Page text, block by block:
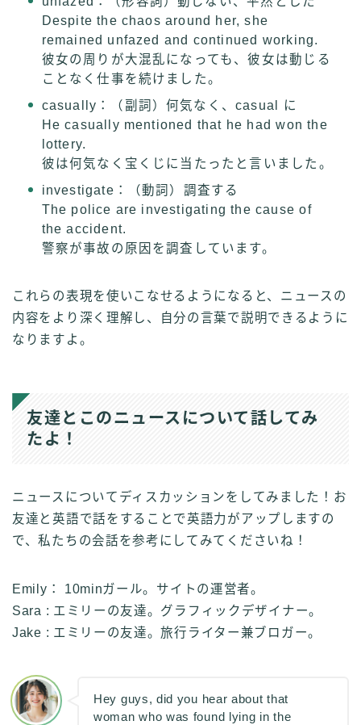
Despite the chaos around her, she
remained unfazed and continued working.
彼女の周りが大混乱になっても、彼女は動じる
ことなく仕事を続けました。
casually：（副詞）何気なく、casual に
He casually mentioned that he had won the
lottery.
彼は何気なく宝くじに当たったと言いました。
investigate：（動詞）調査する
The police are investigating the cause of
the accident.
警察が事故の原因を調査しています。
これらの表現を使いこなせるようになると、ニュースの
内容をより深く理解し、自分の言葉で説明できるように
なりますよ。
友達とこのニュースについて話してみ
たよ！
ニュースについてディスカッションをしてみました！お
友達と英語で話をすることで英語力がアップしますの
で、私たちの会話を参考にしてみてくださいね！
Emily： 10minガール。サイトの運営者。
Sara : エミリーの友達。グラフィックデザイナー。
Jake : エミリーの友達。旅行ライター兼ブロガー。
Hey guys, did you hear about that
woman who was found lying in the